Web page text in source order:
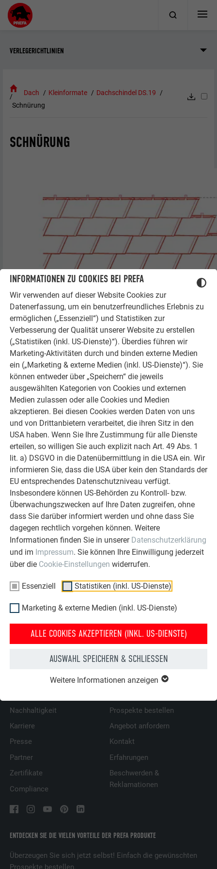
INFORMATIONEN ZU COOKIES BEI PREFA
Wir verwenden auf dieser Website Cookies zur
Datenerfassung, um ein benutzerfreundliches Erlebnis zu
ermöglichen („Essenziell“) und Statistiken zur
Verbesserung der Qualität unserer Website zu erstellen
(„Statistiken (inkl. US-Dienste)“). Überdies führen wir
Marketing-Aktivitäten durch und binden externe Medien
ein („Marketing & externe Medien (inkl. US-Dienste)“). Sie
können entweder über „Speichern“ die jeweils
ausgewählten Kategorien von Cookies und externen
Medien zulassen oder alle Cookies und Medien
akzeptieren. Bei diesen Cookies werden Daten von uns
und von Drittanbietern verarbeitet, die ihren Sitz in den
USA haben. Wenn Sie Ihre Zustimmung für alle Dienste
erteilen, so willigen Sie auch explizit nach Art. 49 Abs. 1
lit. a) DSGVO in die Datenübermittlung in die USA ein. Wir
informieren Sie, dass die USA über kein den Standards der
EU entsprechendes Datenschutzniveau verfügt.
Insbesondere können US-Behörden zu Kontroll- bzw.
Überwachungszwecken auf Ihre Daten zugreifen, ohne
dass Sie darüber informiert werden und ohne dass Sie
dagegen rechtlich vorgehen können. Weitere
Informationen finden Sie in unserer Datenschutzerklärung
und im Impressum. Sie können Ihre Einwilligung jederzeit
über die Cookie-Einstellungen widerrufen.
Essenziell Statistiken (inkl. US-Dienste)
Marketing & externe Medien (inkl. US-Dienste)
ALLE COOKIES AKZEPTIEREN (INKL. US-DIENSTE)
AUSWAHL SPEICHERN & SCHLIESSEN
Weitere Informationen anzeigen
VERLEGERICHTLINIEN
Dach Kleinformate
Dachschindel DS.19
Schnürung
SCHNÜRUNG
ZURÜCK WEITER
ENTDECKEN SIE DIE VIELEN VORTEILE DER PREFA PRODUKTE
Überzeugen Sie sich jetzt selbst! Einfach die gewünschten
Prospekte bestellen.
Nachhaltigkeit
Karriere
Presse
Partner
Zertifikate
Compliance
Prospekte bestellen
Angebot anfordern
Kontakt
Erfahrungen
Beschwerden &
Reklamationen